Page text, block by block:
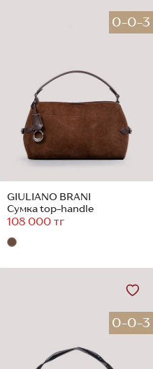
0-0-3
GIULIANO BRANI
Сумка top-handle
108 000 тг
0-0-3